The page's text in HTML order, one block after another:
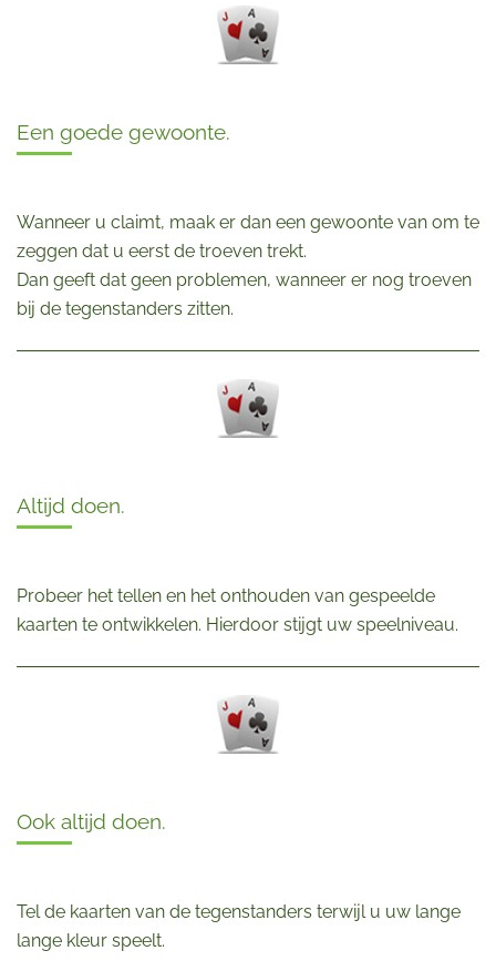
Een goede gewoonte.
Wanneer u claimt, maak er dan een gewoonte van om te
zeggen dat u eerst de troeven trekt.
Dan geeft dat geen problemen, wanneer er nog troeven
bij de tegenstanders zitten.
Altijd doen.
Probeer het tellen en het onthouden van gespeelde
kaarten te ontwikkelen. Hierdoor stijgt uw speelniveau.
Ook altijd doen.
Tel de kaarten van de tegenstanders terwijl u uw lange
lange kleur speelt.